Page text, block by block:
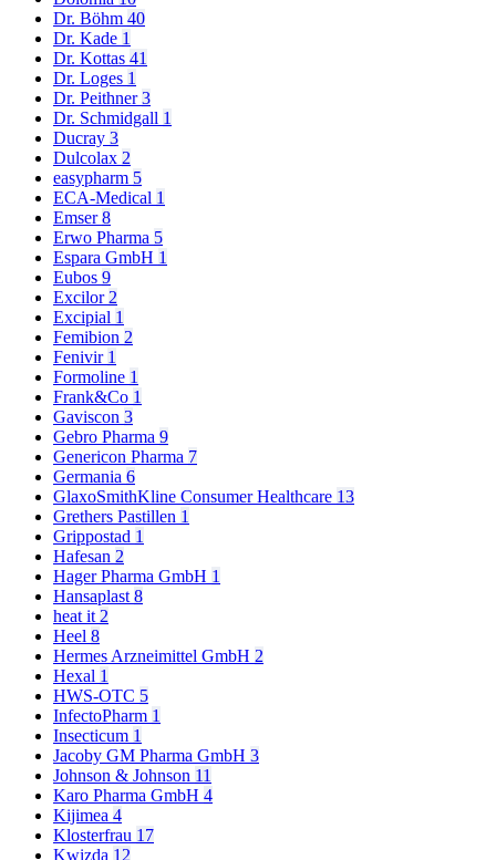
Dr. Böhm 40
Dr. Kade 1
Dr. Kottas 41
Dr. Loges 1
Dr. Peithner3
Dr. Schmidgall 1
Ducray 3
Dulcolax 2
easypharm 5
ECA-Medical 1
Emser8
Erwo Pharma 5
Espara GmbH 1
Eubos 9
Excilor 2
Excipial 1
Femibion 2
Fenivir 1
Formoline 1
Frank&Co 1
Gaviscon 3
Gebro Pharma 9
Genericon Pharma 7
Germania 6
GlaxoSmithKline Consumer Healthcare 13
Grethers Pastillen 1
Grippostad 1
Hafesan 2
Hager Pharma GmbH 1
Hansaplast 8
heat it 2
Heel 8
Hermes Arzneimittel GmbH 2
Hexal 1
HWS-OTC 5
InfectoPharm 1
Insecticum 1
Jacoby GM Pharma GmbH 3
Johnson & Johnson 11
Karo Pharma GmbH 4
Kijimea 4
Klosterfrau 17
Kwizda 12